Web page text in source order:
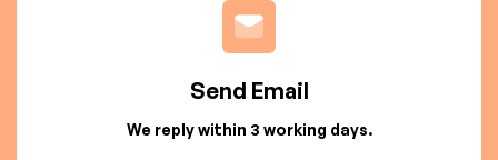
Send Email
We reply within 3 working days.